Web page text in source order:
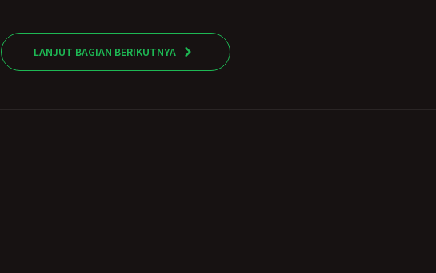
LANJUT BAGIAN BERIKUTNYA